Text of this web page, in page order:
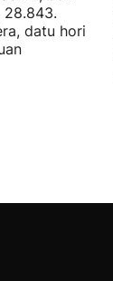
28.843.
datu hori